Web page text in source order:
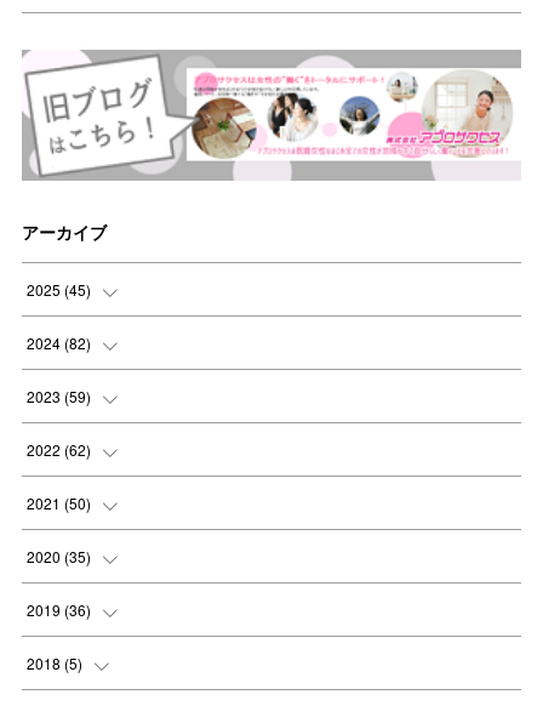
アーカイブ
2025 (45)
(8
(8
(8
(8
2024 (82)
(9
(8
(8
(8
2023 (59)
(4
(4
(6
(7
2022 (62)
(3
(5
(4
(
2021 (50)
(7
(6
(
2020 (35)
(2
( )
2019 (36)
( )
2018 (5)